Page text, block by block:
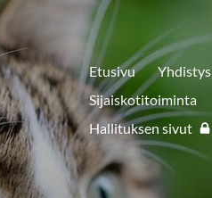
Etusivu Yhdistys
Sijaiskotitoiminta
Hallituksen sivut